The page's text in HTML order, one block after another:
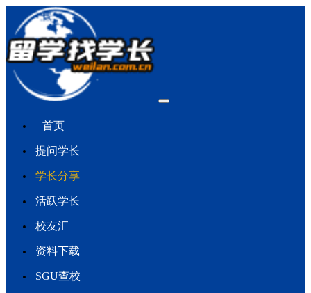
首页
提问学长
学长分享
活跃学长
校友汇
资料下载
SGU查校